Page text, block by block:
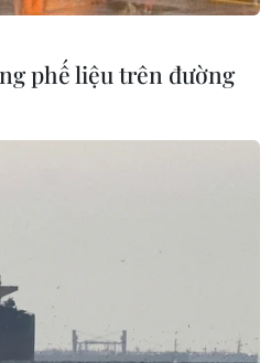
sức mua đối với các mặt
tăng mạnh hơn nhưng do
bằng giá các loại hàng hóa
phế liệu trên đường